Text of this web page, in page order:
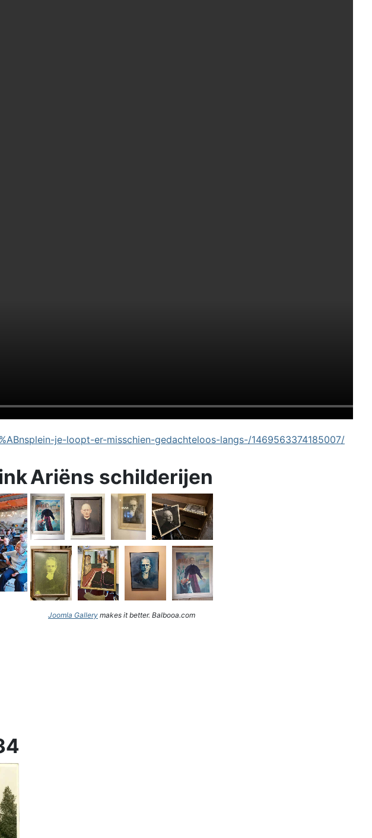
je-loopt-er-misschien-gedachteloos-langs-/1469563374185007/
Ariëns schilderijen
Joomla Gallery makes it better. Balbooa.com